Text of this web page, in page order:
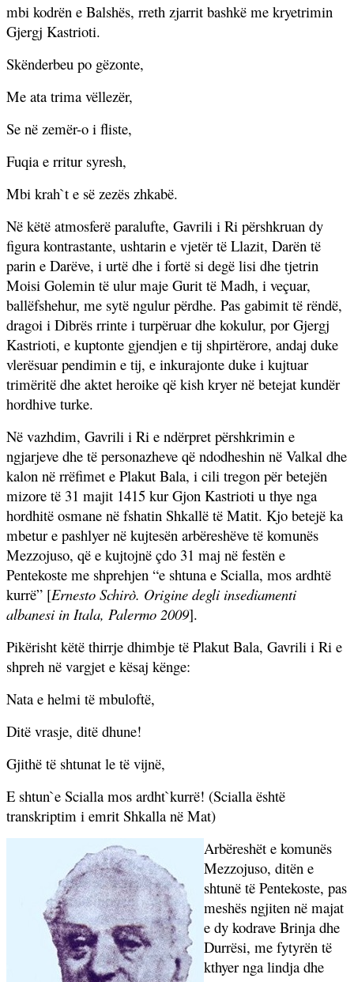
mbi kodrën e Balshës, rreth zjarrit bashkë me kryetrimin
Gjergj Kastrioti.
Skënderbeu po gëzonte,
Me ata trima vëllezër,
Se në zemër-o i fliste,
Fuqia e rritur syresh,
Mbi krah`t e së zezës zhkabë.
Në këtë atmosferë paralufte, Gavrili i Ri përshkruan dy
figura kontrastante, ushtarin e vjetër të Llazit, Darën të
parin e Darëve, i urtë dhe i fortë si degë lisi dhe tjetrin
Moisi Golemin të ulur maje Gurit të Madh, i veçuar,
ballëfshehur, me sytë ngulur përdhe. Pas gabimit të rëndë,
dragoi i Dibrës rrinte i turpëruar dhe kokulur, por Gjergj
Kastrioti, e kuptonte gjendjen e tij shpirtërore, andaj duke
vlerësuar pendimin e tij, e inkurajonte duke i kujtuar
trimëritë dhe aktet heroike që kish kryer në betejat kundër
hordhive turke.
Në vazhdim, Gavrili i Ri e ndërpret përshkrimin e
ngjarjeve dhe të personazheve që ndodheshin në Valkal dhe
kalon në rrëfimet e Plakut Bala, i cili tregon për betejën
mizore të 31 majit 1415 kur Gjon Kastrioti u thye nga
hordhitë osmane në fshatin Shkallë të Matit. Kjo betejë ka
mbetur e pashlyer në kujtesën arbëreshëve të komunës
Mezzojuso, që e kujtojnë çdo 31 maj në festën e
Pentekoste me shprehjen “e shtuna e Scialla, mos ardhtë
kurrë” [Ernesto Schirò. Origine degli insediamenti
albanesi in Itala, Palermo 2009].
Pikërisht këtë thirrje dhimbje të Plakut Bala, Gavrili i Ri e
shpreh në vargjet e kësaj kënge:
Nata e helmi të mbuloftë,
Ditë vrasje, ditë dhune!
Gjithë të shtunat le të vijnë,
E shtun`e Scialla mos ardht`kurrë! (Scialla është
transkriptim i emrit Shkalla në Mat)
Arbëreshët e komunës
Mezzojuso, ditën e
shtunë të Pentekoste, pas
meshës ngjiten në majat
e dy kodrave Brinja dhe
Durrësi, me fytyrën të
kthyer nga lindja dhe